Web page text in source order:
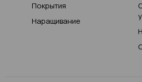
Покрытия
Наращивание